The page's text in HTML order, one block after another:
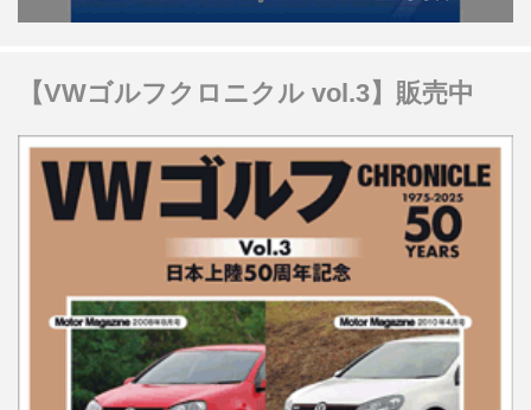
【VWゴルフクロニクル vol.3】販売中